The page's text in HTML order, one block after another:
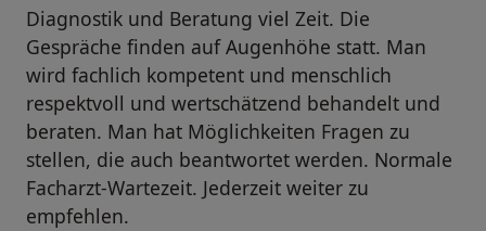
Diagnostik und Beratung viel Zeit. Die
Gespräche finden auf Augenhöhe statt. Man
wird fachlich kompetent und menschlich
respektvoll und wertschätzend behandelt und
beraten. Man hat Möglichkeiten Fragen zu
stellen, die auch beantwortet werden. Normale
Facharzt-Wartezeit. Jederzeit weiter zu
empfehlen.